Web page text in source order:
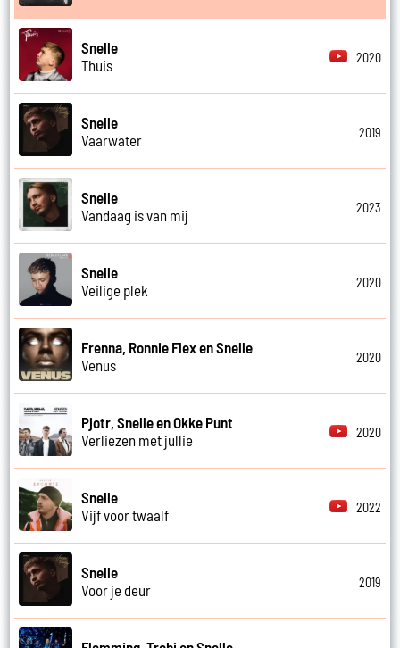
Snelle
Thuis
2020
Snelle
Vaarwater
2019
Snelle
Vandaag is van mij
2023
Snelle
Veilige plek
2020
Frenna, Ronnie Flex en Snelle
Venus
2020
Pjotr, Snelle en Okke Punt
Verliezen met jullie
2020
Snelle
Vijf voor twaalf
2022
Snelle
Voor je deur
2019